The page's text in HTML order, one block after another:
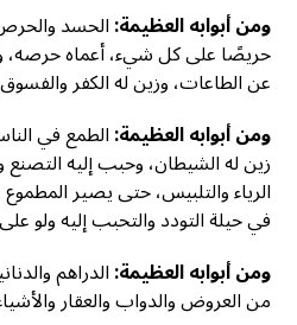
ومن أبوابه العظيمة:الحسد
حريصًا على كل شيء، أعماه حرصه،
عن الطاعات، وزين له الكفر
ومن أبوابه العظيمة:الطمع في
زين له الشيطان، وحبب إليه التصنع
الرياء والتلبيس، حتى يصير
في حيلة التودد والتحبب إليه ولو
ومن أبوابه العظيمة:الدراهم
من العروض والدواب والعقار